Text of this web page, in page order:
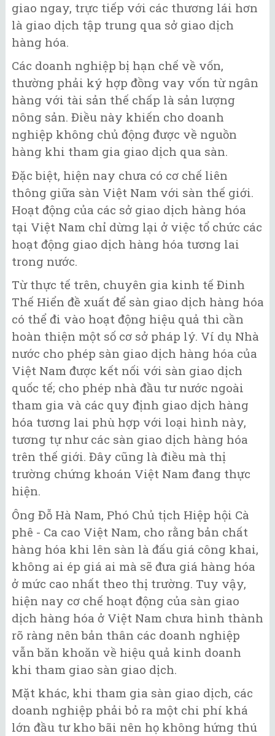
giao ngay, trực tiếp với các thương lái hơn
là giao dịch tập trung qua sở giao dịch
hàng hóa.
Các doanh nghiệp bị hạn chế về vốn,
thường phải ký hợp đồng vay vốn từ ngân
hàng với tài sản thế chấp là sản lượng
nông sản. Điều này khiến cho doanh
nghiệp không chủ động được về nguồn
hàng khi tham gia giao dịch qua sàn.
Đặc biệt, hiện nay chưa có cơ chế liên
thông giữa sàn Việt Nam với sàn thế giới.
Hoạt động của các sở giao dịch hàng hóa
tại Việt Nam chỉ dừng lại ở việc tổ chức các
hoạt động giao dịch hàng hóa tương lai
trong nước.
Từ thực tế trên, chuyên gia kinh tế Đinh
Thế Hiển đề xuất để sàn giao dịch hàng hóa
có thể đi vào hoạt động hiệu quả thì cần
hoàn thiện một số cơ sở pháp lý. Ví dụ Nhà
nước cho phép sàn giao dịch hàng hóa của
Việt Nam được kết nối với sàn giao dịch
quốc tế; cho phép nhà đầu tư nước ngoài
tham gia và các quy định giao dịch hàng
hóa tương lai phù hợp với loại hình này,
tương tự như các sàn giao dịch hàng hóa
trên thế giới. Đây cũng là điều mà thị
trường chứng khoán Việt Nam đang thực
hiện.
Ông Đỗ Hà Nam, Phó Chủ tịch Hiệp hội Cà
phê - Ca cao Việt Nam, cho rằng bản chất
hàng hóa khi lên sàn là đấu giá công khai,
không ai ép giá ai mà sẽ đưa giá hàng hóa
ở mức cao nhất theo thị trường. Tuy vậy,
hiện nay cơ chế hoạt động của sàn giao
dịch hàng hóa ở Việt Nam chưa hình thành
rõ ràng nên bản thân các doanh nghiệp
vẫn băn khoăn về hiệu quả kinh doanh
khi tham giao sàn giao dịch.
Mặt khác, khi tham gia sàn giao dịch, các
doanh nghiệp phải bỏ ra một chi phí khá
lớn đầu tư kho bãi nên họ không hứng thú